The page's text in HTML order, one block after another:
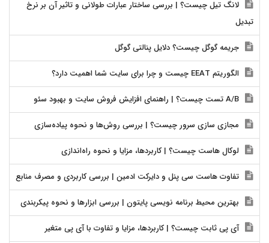
لانگ تیل چیست؟ | بررسی ساختار عبارات طولانی و تاثیر آن بر نرخ
تبدیل
جریمه گوگل چیست؟ دلایل پنالتی گوگل
الگوریتم EEAT چیست و چرا برای سایت شما اهمیت دارد؟
مجازی سازی سرور چیست؟ | بررسی روش‌ها و نحوه پیاده‌سازی
لوکال هاست چیست؟ | کاربردها، مزایا و نحوه راه‌اندازی
تفاوت هاست سی پنل و دایرکت ادمین | بررسی کاربردی و مصرف منابع
بهترین محیط برنامه نویسی پایتون | بررسی ابزارها و نحوه پیکربندی
آی پی ثابت چیست؟ | کاربردها، مزایا و تفاوت با آی پی متغیر